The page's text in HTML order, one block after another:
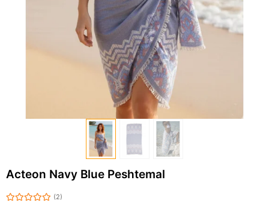
Acteon Navy Blue Peshtemal
(2)